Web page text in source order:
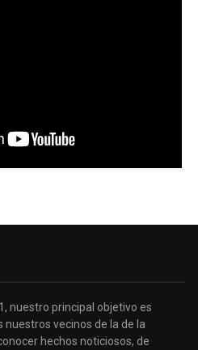
nuestro principal objetivo es
vecinos de la de la
hechos noticiosos, de